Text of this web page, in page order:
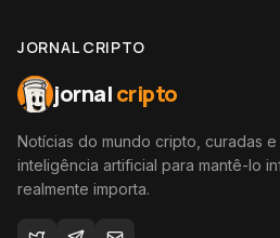
JORNAL CRIPTO
jornalcripto
Notícias do mundo cripto, curadas
inteligência artificial para mantê-lo
realmente importa.